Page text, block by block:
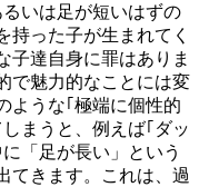
いは足が短いはずの
持った子が生まれてく
子達自身に罪はありま
で魅力的なことには変
ような｢極端に個性的
まうと、例えば｢ダッ
「足が長い」という
てきます。これは、過